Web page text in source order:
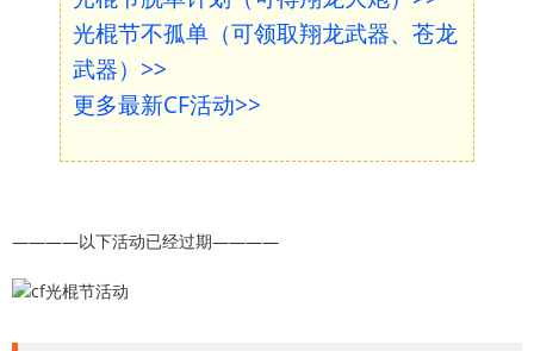
光棍节不孤单（可领取翔龙武器、苍龙
武器）>>
更多最新CF活动>>
————以下活动已经过期————